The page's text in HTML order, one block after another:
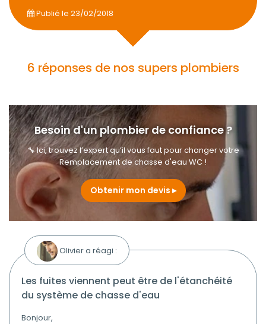
Publié le 23/02/2018
6 réponses de nos supers plombiers
Besoin d'un plombier de confiance ?
🔧 Ici, trouvez l’expert qu’il vous faut pour changer votre
Remplacement de chasse d'eau WC !
Obtenir mon devis
Olivier a réagi :
les fuites viennent peut être de l'étanchéité
du système de chasse d'eau
Bonjour,